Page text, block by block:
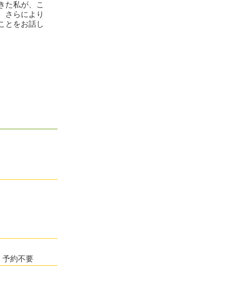
た私が、こ
さらにより
とをお話し
予約不要